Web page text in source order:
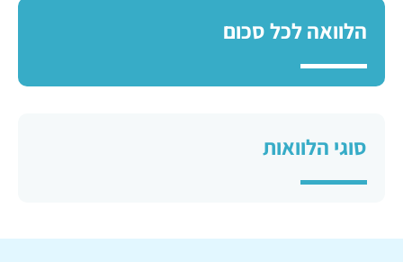
הלוואה לכל סכום
סוגי הלוואות